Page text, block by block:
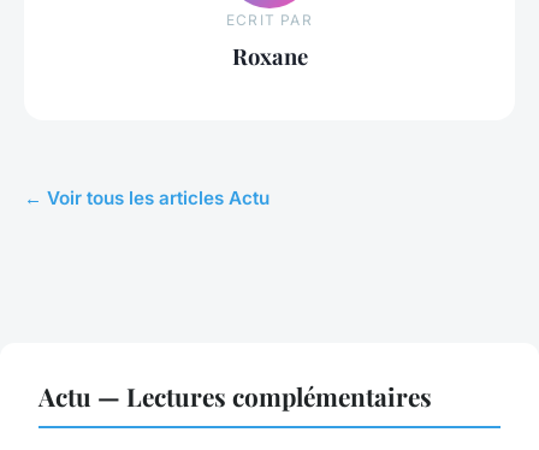
ECRIT PAR
Roxane
← Voir tous les articles Actu
Actu — Lectures complémentaires